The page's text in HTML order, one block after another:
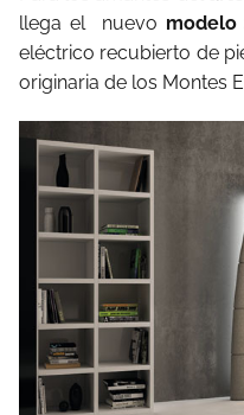
llega el nuevo modelo
eléctrico recubierto de
originaria de los Montes